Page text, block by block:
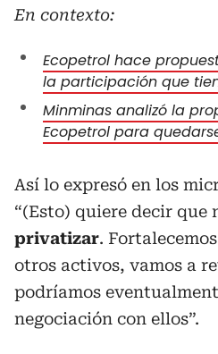
En contexto:
Ecopetrol hace
la participación que
Minminas analizó la
Ecopetrol para
Así lo expresó en los
“(Esto) quiere decir que
privatizar.
otros activos, vamos a
podríamos
negociación con ellos”.